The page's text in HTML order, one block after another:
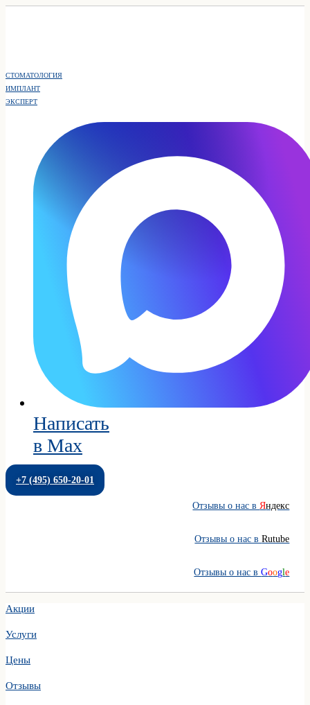
СТОМАТОЛОГИЯ
ИМПЛАНТ
ЭКСПЕРТ
Написать
в Max
+7 (495) 650-20-01
Отзывы о нас вЯндекс
Отзывы о нас вRutube
Отзывы о нас вGoogle
Акции
Услуги
Цены
Отзывы